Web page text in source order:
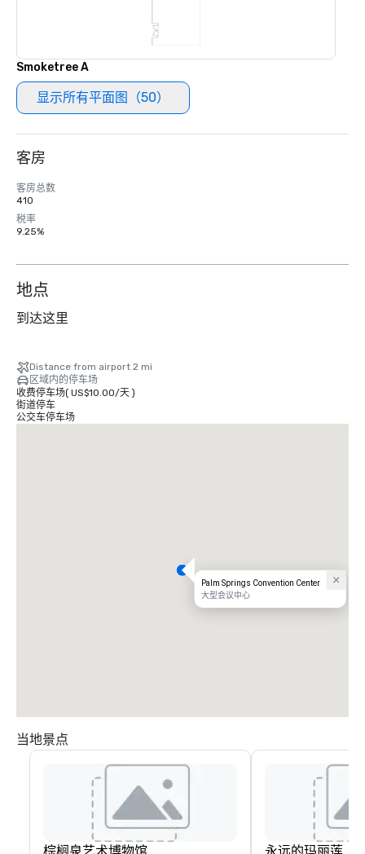
Smoketree A
显示所有平面图（50）
客房
客房总数
410
税率
9.25%
地点
到达这里
Distance from airport 2 mi
区域内的停车场
收费停车场( US$10.00/天)
街道停车
公交车停车场
Palm Springs Convention Center
大型会议中心
当地景点